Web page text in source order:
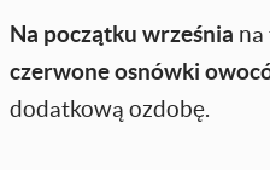
Na początku września na
czerwone osnówki
dodatkową ozdobę.